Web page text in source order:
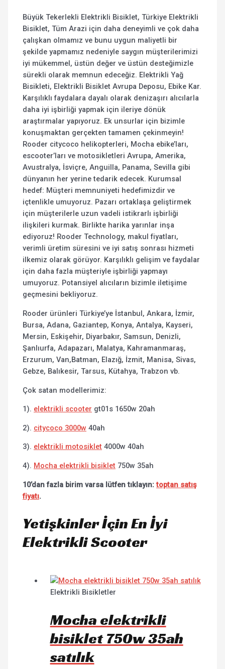
Büyük Tekerlekli Elektrikli Bisiklet, Türkiye Elektrikli
Bisiklet, Tüm Arazi için daha deneyimli ve çok daha
çalışkan olmamız ve bunu uygun maliyetli bir
şekilde yapmamız nedeniyle saygın müşterilerimizi
iyi mükemmel, üstün değer ve üstün desteğimizle
sürekli olarak memnun edeceğiz. Elektrikli Yağ
Bisikleti, Elektrikli Bisiklet Avrupa Deposu, Ebike Kar.
Karşılıklı faydalara dayalı olarak denizaşırı alıcılarla
daha iyi işbirliği yapmak için ileriye dönük
araştırmalar yapıyoruz. Ek unsurlar için bizimle
konuşmaktan gerçekten tamamen çekinmeyin!
Rooder citycoco helikopterleri, Mocha ebike’ları,
escooter’ları ve motosikletleri Avrupa, Amerika,
Avustralya, İsviçre, Anguilla, Panama, Sevilla gibi
dünyanın her yerine tedarik edecek. Kurumsal
hedef: Müşteri memnuniyeti hedefimizdir ve
içtenlikle umuyoruz. Pazarı ortaklaşa geliştirmek
için müşterilerle uzun vadeli istikrarlı işbirliği
ilişkileri kurmak. Birlikte harika yarınlar inşa
ediyoruz! Rooder Technology, makul fiyatları,
verimli üretim süresini ve iyi satış sonrası hizmeti
ilkemiz olarak görüyor. Karşılıklı gelişim ve faydalar
için daha fazla müşteriyle işbirliği yapmayı
umuyoruz. Potansiyel alıcıların bizimle iletişime
geçmesini bekliyoruz.
Rooder ürünleri Türkiye’ye İstanbul, Ankara, İzmir,
Bursa, Adana, Gaziantep, Konya, Antalya, Kayseri,
Mersin, Eskişehir, Diyarbakır, Samsun, Denizli,
Şanlıurfa, Adapazarı, Malatya, Kahramanmaraş,
Erzurum, Van,Batman, Elazığ, İzmit, Manisa, Sivas,
Gebze, Balıkesir, Tarsus, Kütahya, Trabzon vb.
Çok satan modellerimiz:
1). elektrikli scooter gt01s 1650w 20ah
2). citycoco 3000w 40ah
3). elektrikli motosiklet 4000w 40ah
4). Mocha elektrikli bisiklet 750w 35ah
10’dan fazla birim varsa lütfen tıklayın:toptan satış
fiyatı.
Yetişkinler İçin En İyi
Elektrikli Scooter
Elektrikli Bisikletler
Mocha elektrikli
bisiklet 750w 35ah
satılık